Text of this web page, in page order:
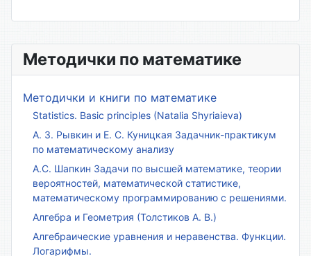
Методички по математике
Методички и книги по математике
Statistics. Basic principles (Natalia Shyriaieva)
А. З. Рывкин и Е. С. Куницкая Задачник-практикум
по математическому анализу
А.С. Шапкин Задачи по высшей математике, теории
вероятностей, математической статистике,
математическому программированию с решениями.
Алгебра и Геометрия (Толстиков А. В.)
Алгебраические уравнения и неравенства. Функции.
Логарифмы.